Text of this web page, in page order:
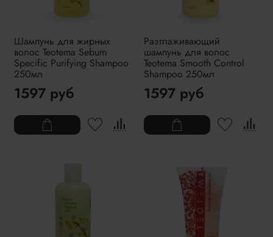
Шампунь для жирных
волос Teotema Sebum
Specific Purifying Shampoo
250мл
1597 руб
Разглаживающий
шампунь для волос
Teotema Smooth Control
Shampoo 250мл
1597 руб